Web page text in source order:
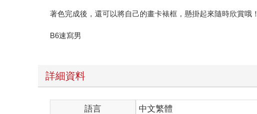
著色完成後，還可以將自己的畫卡裱框，懸掛起來隨時欣賞哦！
B6速寫男
詳細資料
語言 中文繁體